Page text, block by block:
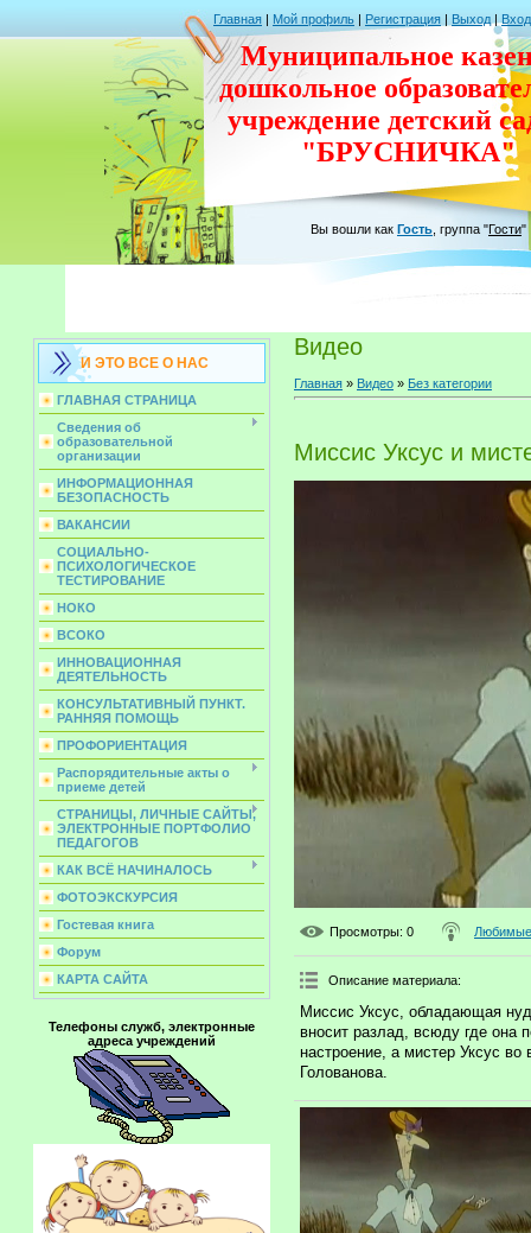
Главная | Мой профиль | Регистрация | Выход | Вход
Муниципальное
дошкольное
учреждение детский
"БРУСНИЧКА"
Вы вошли как Гость группа "Гости"
И ЭТО ВСЕ О НАС
ГЛАВНАЯ СТРАНИЦА
Сведения об
образовательной
организации
ИНФОРМАЦИОННАЯ
БЕЗОПАСНОСТЬ
ВАКАНСИИ
СОЦИАЛЬНО-
ПСИХОЛОГИЧЕСКОЕ
ТЕСТИРОВАНИЕ
НОКО
ВСОКО
ИННОВАЦИОННАЯ
ДЕЯТЕЛЬНОСТЬ
КОНСУЛЬТАТИВНЫЙ ПУНКТ.
РАННЯЯ ПОМОЩЬ
ПРОФОРИЕНТАЦИЯ
Распорядительные акты о
приеме детей
СТРАНИЦЫ, ЛИЧНЫЕ САЙТЫ,
ЭЛЕКТРОННЫЕ ПОРТФОЛИО
ПЕДАГОГОВ
КАК ВСЁ НАЧИНАЛОСЬ
ФОТОЭКСКУРСИЯ
Гостевая книга
Форум
КАРТА САЙТА
Телефоны служб, электронные
адреса учреждений
Видео
Главная » Видео » Без категории
Миссис Уксус и
Просмотры: 0 Любимые
Описание материала:
Миссис Уксус, обладающая
вносит разлад, всюду где она
настроение, а мистер Уксус
Голованова.